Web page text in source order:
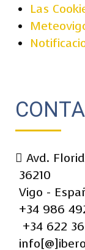
Las
Avd.
36210
Vigo -
+34 986
+34 622